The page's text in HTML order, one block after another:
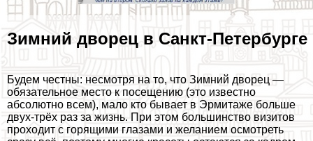
Зимний дворец в Санкт-Петербурге
Будем честны: несмотря на то, что Зимний дворец —
обязательное место к посещению (это известно
абсолютно всем), мало кто бывает в Эрмитаже больше
двух-трёх раз за жизнь. При этом большинство визитов
проходит с горящими глазами и желанием осмотреть